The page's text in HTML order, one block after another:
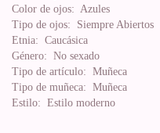
Color de ojos: Azules
Tipo de ojos: Siempre Abiertos
Etnia: Caucásica
Género: No sexado
Tipo de artículo: Muñeca
Tipo de muñeca: Muñeca
Estilo: Estilo moderno